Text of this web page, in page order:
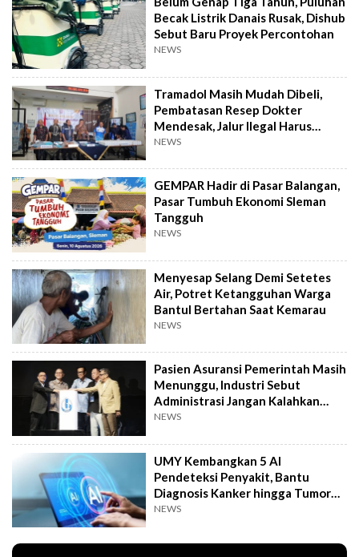
Becak Listrik Danais Rusak, Dishub
Sebut Baru Proyek Percontohan
NEWS
Tramadol Masih Mudah Dibeli,
Pembatasan Resep Dokter
Mendesak, Jalur Ilegal Harus
Distop
NEWS
GEMPAR Hadir di Pasar Balangan,
Pasar Tumbuh Ekonomi Sleman
Tangguh
NEWS
Menyesap Selang Demi Setetes
Air, Potret Ketangguhan Warga
Bantul Bertahan Saat Kemarau
NEWS
Pasien Asuransi Pemerintah Masih
Menunggu, Industri Sebut
Administrasi Jangan Kalahkan
Kemanusiaan
NEWS
UMY Kembangkan 5 AI
Pendeteksi Penyakit, Bantu
Diagnosis Kanker hingga Tumor
Otak Lebih Cepat
NEWS